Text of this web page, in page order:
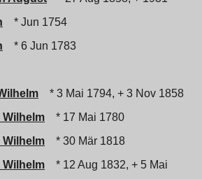
* Jun 1754
* 6 Jun 1783
* 3 Mai 1794, + 3 Nov 1858
* 17 Mai 1780
* 30 Mär 1818
* 12 Aug 1832, + 5 Mai